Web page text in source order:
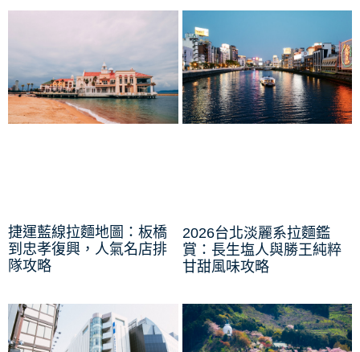
捷運藍線拉麵地圖：板橋
到忠孝復興，人氣名店排
隊攻略
2026台北淡麗系拉麵鑑
賞：長生塩人與勝王純粹
甘甜風味攻略